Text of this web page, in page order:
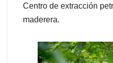
Centro de extracción
maderera.